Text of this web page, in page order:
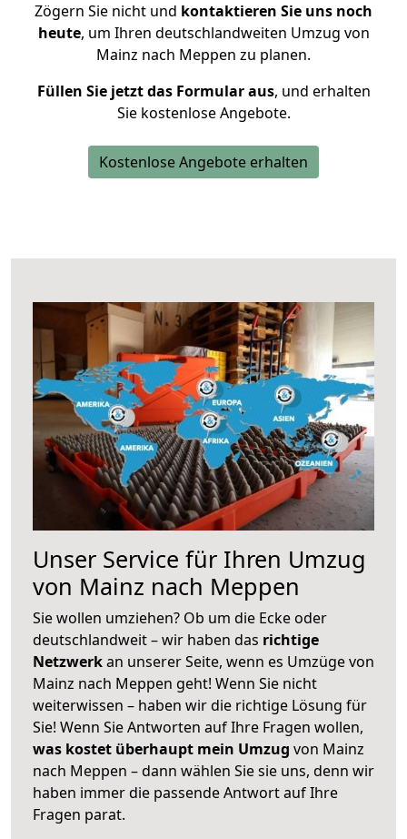
Zögern Sie nicht und kontaktieren Sie uns noch
heute, um Ihren deutschlandweiten Umzug von
Mainz nach Meppen zu planen.
Füllen Sie jetzt das Formular aus, und erhalten
Sie kostenlose Angebote.
Kostenlose Angebote erhalten
Unser Service für Ihren Umzug
von Mainz nach Meppen
Sie wollen umziehen? Ob um die Ecke oder
deutschlandweit – wir haben das richtige
Netzwerkan unserer Seite, wenn es Umzüge von
Mainz nach Meppen geht! Wenn Sie nicht
weiterwissen – haben wir die richtige Lösung für
Sie! Wenn Sie Antworten auf Ihre Fragen wollen,
was kostet überhaupt mein Umzug von Mainz
nach Meppen – dann wählen Sie sie uns, denn wir
haben immer die passende Antwort auf Ihre
Fragen parat.